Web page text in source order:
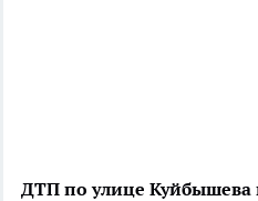
ДТП по улице Куйбышева